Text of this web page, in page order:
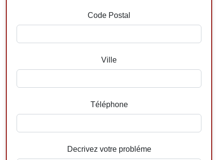
Code Postal
Ville
Téléphone
Decrivez votre probléme